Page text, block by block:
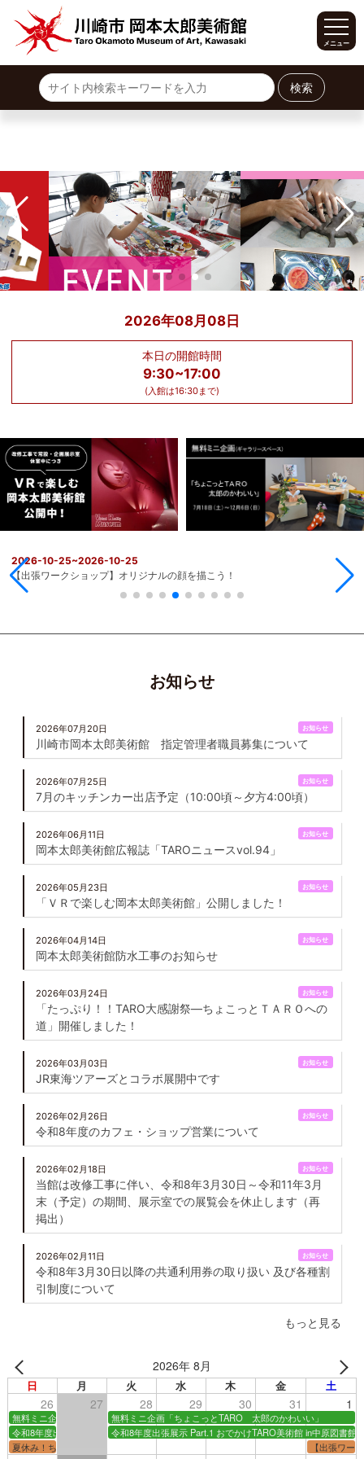
メニュー
ホーム
展覧会
開催中の展覧会
今後の展覧会
過去の常設展
過去の企画展
イベント
利用案内
カフェ・ショップ
岡本太郎年表
教育プログラム
お問合せ
日本語 English Download Our Multilingual Brochures
2026年08月08日
本日の開館時間
9:30~17:00
(入館は16:30まで)
イベント
2026-10-25~2026-10-25
【出張ワークショップ】オリジナルの顔を描こう！
お知らせ
お知らせ
2026年07月20日
川崎市岡本太郎美術館 指定管理者職員募集について
お知らせ
2026年07月25日
7月のキッチンカー出店予定（10:00頃～夕方4:00頃）
お知らせ
2026年06月11日
岡本太郎美術館広報誌「TAROニュースvol.94」
お知らせ
2026年05月23日
「ＶＲで楽しむ岡本太郎美術館」公開しました！
お知らせ
2026年04月14日
岡本太郎美術館防水工事のお知らせ
お知らせ
2026年03月24日
「たっぷり！！TARO大感謝祭―ちょこっとＴＡＲＯへの
道」開催しました！
お知らせ
2026年03月03日
JR東海ツアーズとコラボ展開中です
お知らせ
2026年02月26日
令和8年度のカフェ・ショップ営業について
お知らせ
2026年02月18日
当館は改修工事に伴い、令和8年3月30日～令和11年3月
末（予定）の期間、展示室での展覧会を休止します（再
掲出）
お知らせ
2026年02月11日
令和8年3月30日以降の共通利用券の取り扱い 及び各種割
引制度について
もっと見る
2026年 8月
日 月 火 水 木 金 土
26 27 28 29 30 31 1
無料ミニ企画「ちょこっとTARO 太郎のかわいい」
無料ミニ企画「ちょこっとTARO 太郎のかわいい」
令和8年度出張展示 Part.1 おでかけTARO美術館 in中原図書館 ～岡本太郎のことば～
令和8年度出張展示 Part.1 おでかけTARO美術館 in中原図書
夏休み！ちょこっとTARO彫刻スケッチ会
【出張ワ